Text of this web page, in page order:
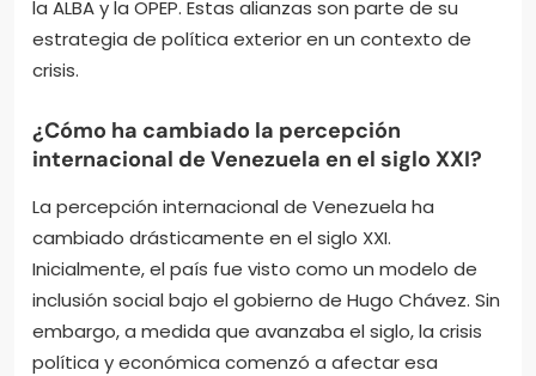
la ALBA y la OPEP. Estas alianzas son parte de su
estrategia de política exterior en un contexto de
crisis.
¿Cómo ha cambiado la percepción
internacional de Venezuela en el siglo XXI?
La percepción internacional de Venezuela ha
cambiado drásticamente en el siglo XXI.
Inicialmente, el país fue visto como un modelo de
inclusión social bajo el gobierno de Hugo Chávez. Sin
embargo, a medida que avanzaba el siglo, la crisis
política y económica comenzó a afectar esa